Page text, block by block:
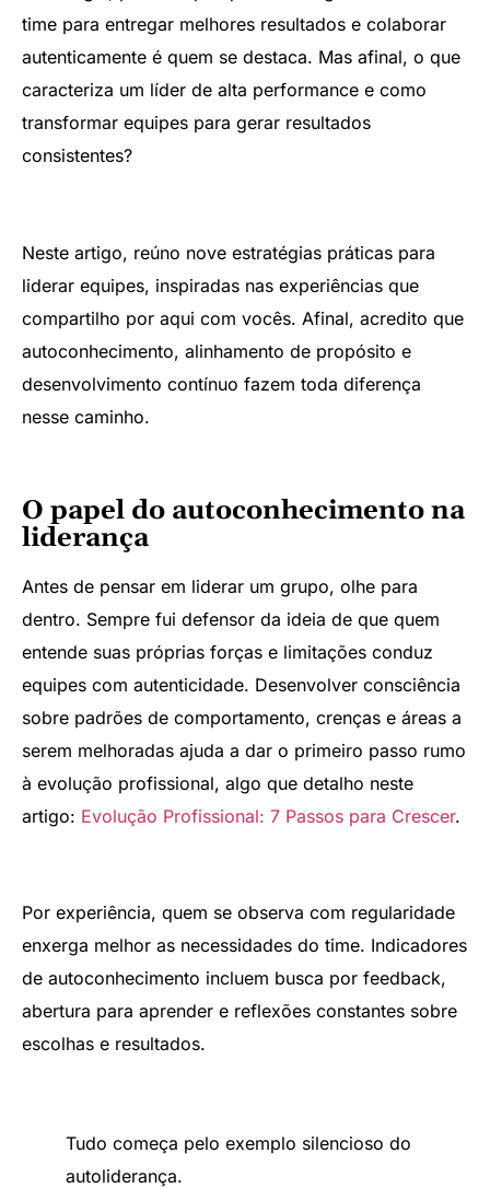
time para entregar melhores resultados e colaborar
autenticamente é quem se destaca. Mas afinal, o que
caracteriza um líder de alta performance e como
transformar equipes para gerar resultados
consistentes?
Neste artigo, reúno nove estratégias práticas para
liderar equipes, inspiradas nas experiências que
compartilho por aqui com vocês. Afinal, acredito que
autoconhecimento, alinhamento de propósito e
desenvolvimento contínuo fazem toda diferença
nesse caminho.
O papel do autoconhecimento na
liderança
Antes de pensar em liderar um grupo, olhe para
dentro. Sempre fui defensor da ideia de que quem
entende suas próprias forças e limitações conduz
equipes com autenticidade. Desenvolver consciência
sobre padrões de comportamento, crenças e áreas a
serem melhoradas ajuda a dar o primeiro passo rumo
à evolução profissional, algo que detalho neste
artigo: Evolução Profissional: 7 Passos para Crescer.
Por experiência, quem se observa com regularidade
enxerga melhor as necessidades do time. Indicadores
de autoconhecimento incluem busca por feedback,
abertura para aprender e reflexões constantes sobre
escolhas e resultados.
Tudo começa pelo exemplo silencioso do
autoliderança.